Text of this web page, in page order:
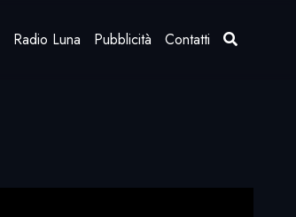
Radio Luna Pubblicità Contatti